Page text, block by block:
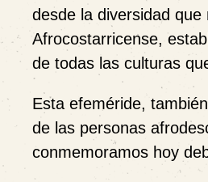
desde la diversidad
Afrocostarricense,
de todas las culturas
Esta efeméride,
de las personas
conmemoramos hoy